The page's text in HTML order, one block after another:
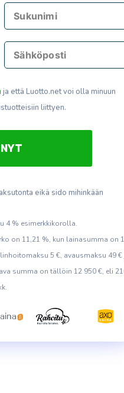
ja että Luotto.net voi olla minuun
liittyen.
eikä sido mihinkään
4 % esimerkkikorolla.
on 11,21 %, kun lainasumma on
5 €, avausmaksu 49 €
summa on tällöin 12 950 €, eli